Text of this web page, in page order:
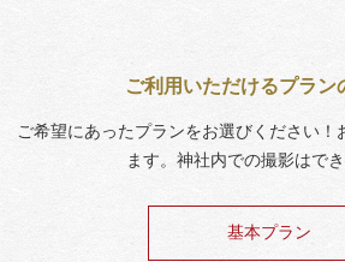
ご利用いただけるプラン
ご希望にあったプランをお選びください！
ます。神社内での撮影はでき
基本プラン